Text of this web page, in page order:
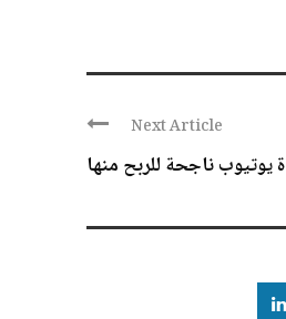
Next Article
يوتيوب ناجحة للربح منها